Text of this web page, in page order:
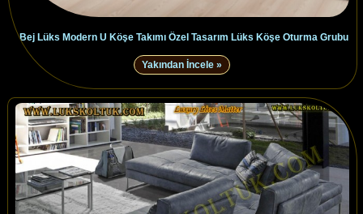
Bej Lüks Modern U Köşe Takımı Özel Tasarım Lüks Köşe Oturma Grubu
Yakından İncele »